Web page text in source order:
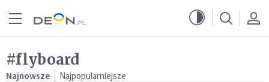
#flyboard
Najnowsze Najpopularniejsze